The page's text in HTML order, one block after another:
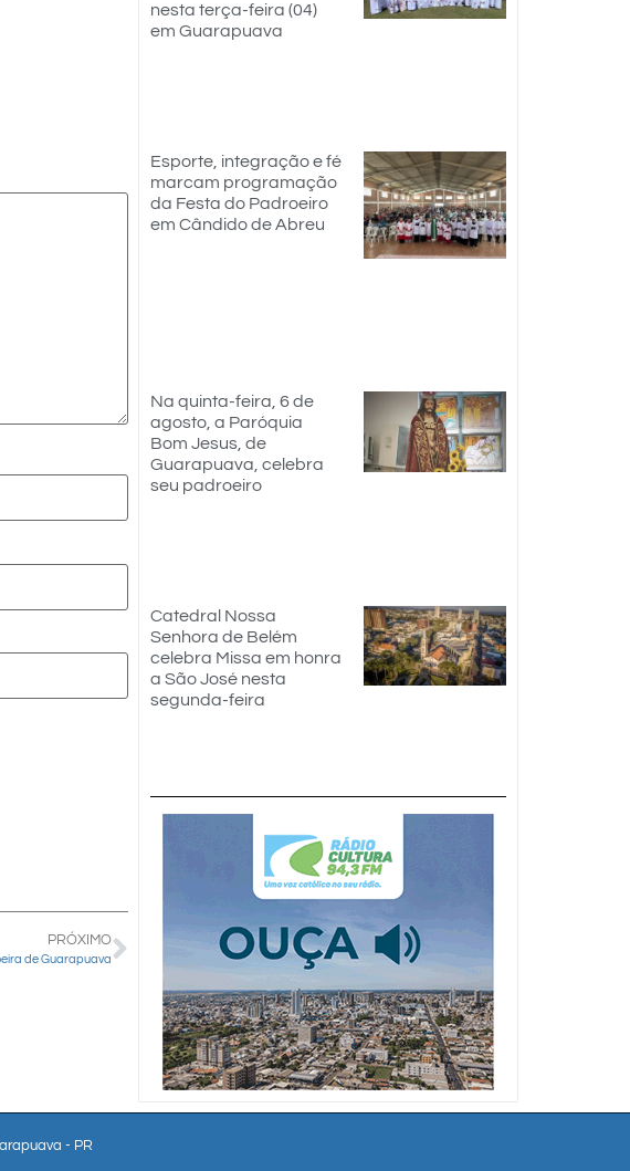
PRÓXIMO
de Guarapuava
nesta terça-feira (04)
em Guarapuava
Esporte, integração e fé
marcam programação
da Festa do Padroeiro
em Cândido de Abreu
Na quinta-feira, 6 de
agosto, a Paróquia
Bom Jesus, de
Guarapuava, celebra
seu padroeiro
Catedral Nossa
Senhora de Belém
celebra Missa em honra
a São José nesta
segunda-feira
- PR